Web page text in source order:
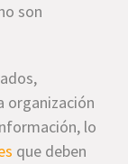
son
organización
lo
que deben